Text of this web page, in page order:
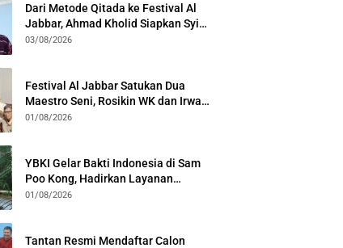
Dari Metode Qitada ke Festival Al
Jabbar, Ahmad Kholid Siapkan Syiar
Al-Qur’an Lewat Nada
03/08/2026
Festival Al Jabbar Satukan Dua
Maestro Seni, Rosikin WK dan Irwan
Guntari Garap Pertunjukan Kolosal
01/08/2026
YBKI Gelar Bakti Indonesia di Sam
Poo Kong, Hadirkan Layanan
Kesehatan Gratis dan Dialog
01/08/2026
Tantan Resmi Mendaftar Calon